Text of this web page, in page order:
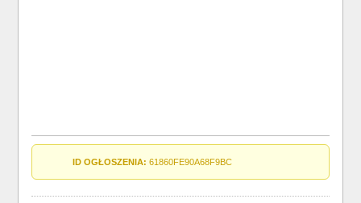
ID OGŁOSZENIA: 61860FE90A68F9BC